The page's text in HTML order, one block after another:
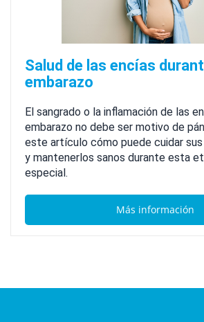
Salud de las encías
embarazo
El sangrado o la inflamación de las
embarazo no debe ser motivo de
este artículo cómo puede cuidar
y mantenerlos sanos durante esta
especial.
Más información